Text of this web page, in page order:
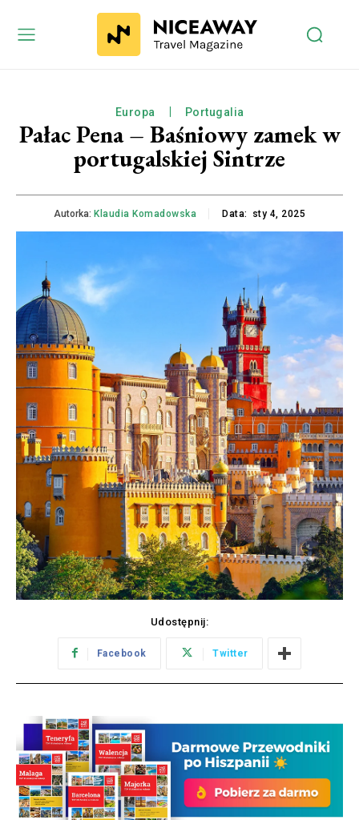
Europa Portugalia
Pałac Pena – Baśniowy zamek w
portugalskiej Sintrze
Autorka: Klaudia Komadowska Data: sty 4, 2025
Udostępnij:
Facebook Twitter